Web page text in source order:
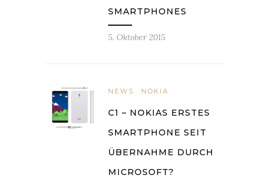
SMARTPHONES
5. Oktober 2015
NEWS NOKIA
C1 – NOKIAS ERSTES
SMARTPHONE SEIT
ÜBERNAHME DURCH
MICROSOFT?